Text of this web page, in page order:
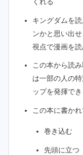
キングダムを
ンかと思い出
視点で漫画を
この本から読
は一部の人の
ップを発揮で
この本に書か
巻き込む
先頭に立つ